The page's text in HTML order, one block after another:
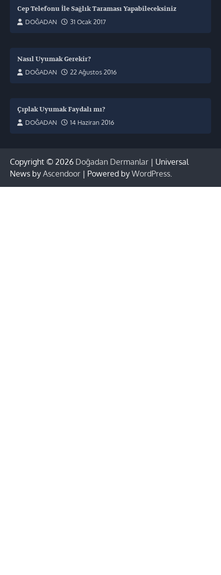
Cep Telefonu İle Sağlık Taraması Yapabileceksiniz
DOĞADAN
31 Ocak 2017
Nasıl Uyumak Gerekir?
DOĞADAN
22 Ağustos 2016
Çıplak Uyumak Faydalı mı?
DOĞADAN
14 Haziran 2016
Copyright © 2026 Doğadan Dermanlar | Universal
News by Ascendoor | Powered by WordPress.